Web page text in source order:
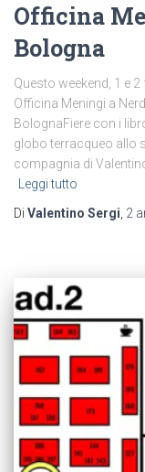
Officina
Bologna
Questo weekend, 1 e
Officina Meningi a
BolognaFiere con i
globo terracqueo allo
compagnia di
Leggi tutto
Di Valentino Sergi, 2